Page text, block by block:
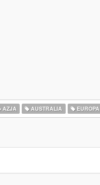
AZJA AUSTRALIA EUROPA